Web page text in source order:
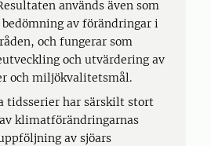
används även som
av förändringar i
och fungerar som
och utvärdering av
och miljökvalitetsmål.
tidsserier har särskilt stort
klimatförändringarnas
av sjöars